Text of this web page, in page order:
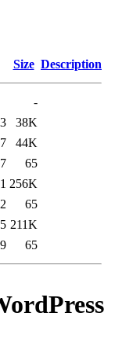
Size Description
-
38K
44K
65
256K
65
211K
65